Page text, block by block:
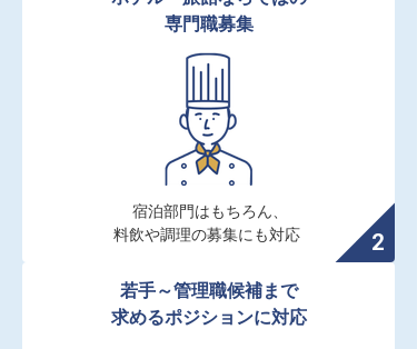
専門職募集
宿泊部門はもちろん、
料飲や調理の募集にも対応
若手～管理職候補まで
求めるポジションに対応